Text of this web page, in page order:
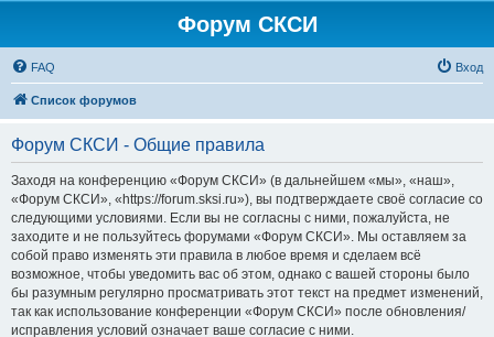
Форум СКСИ
FAQ Вход
Список форумов
Форум СКСИ - Общие правила
Заходя на конференцию «Форум СКСИ» (в дальнейшем «мы», «наш»,
«Форум СКСИ», «https://forum.sksi.ru»), вы подтверждаете своё согласие со
следующими условиями. Если вы не согласны с ними, пожалуйста, не
заходите и не пользуйтесь форумами «Форум СКСИ». Мы оставляем за
собой право изменять эти правила в любое время и сделаем всё
возможное, чтобы уведомить вас об этом, однако с вашей стороны было
бы разумным регулярно просматривать этот текст на предмет изменений,
так как использование конференции «Форум СКСИ» после обновления/
исправления условий означает ваше согласие с ними.